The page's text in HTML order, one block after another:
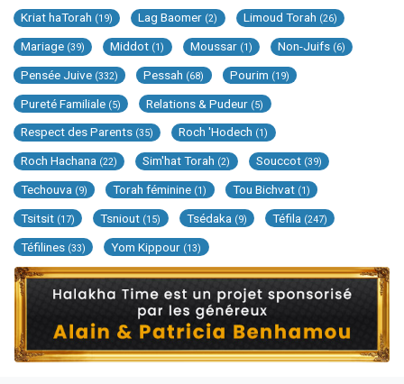
Kriat haTorah (19) Lag Baomer (2) Limoud Torah (26)
Mariage (39) Middot (1) Moussar (1) Non-Juifs (6)
Pensée Juive (332) Pessah (68) Pourim (19)
Pureté Familiale (5) Relations & Pudeur (5)
Respect des Parents (35) Roch 'Hodech (1)
Roch Hachana (22) Sim'hat Torah (2) Souccot (39)
Techouva (9) Torah féminine (1) Tou Bichvat (1)
Tsitsit (17) Tsniout (15) Tsédaka (9) Téfila (247)
Téfilines (33) Yom Kippour (13)